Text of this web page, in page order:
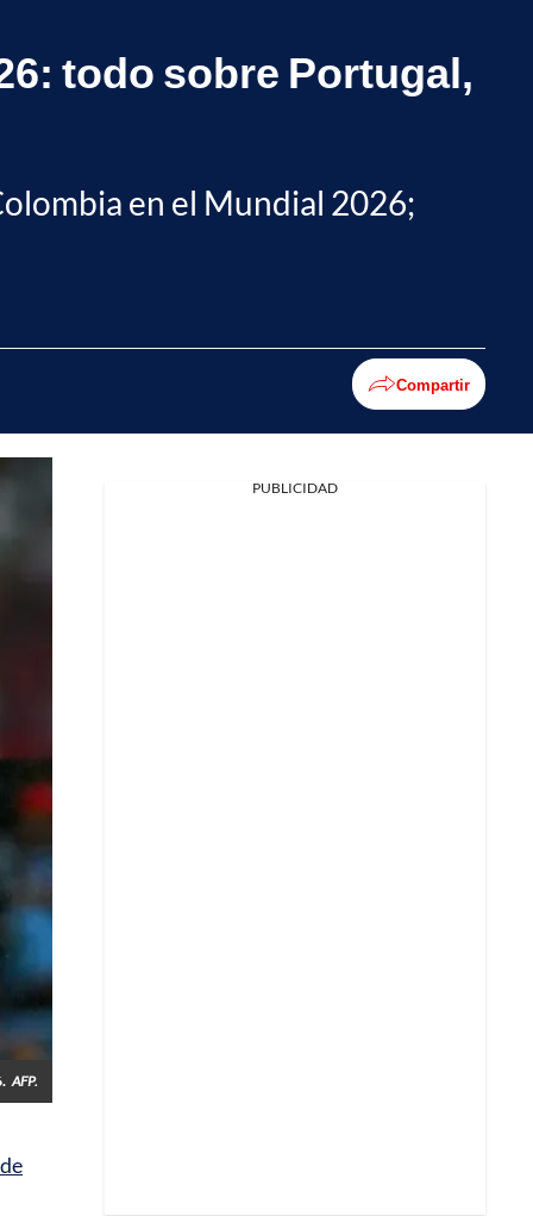
todo sobre Portugal,
en el Mundial 2026;
Compartir
AFP.
PUBLICIDAD